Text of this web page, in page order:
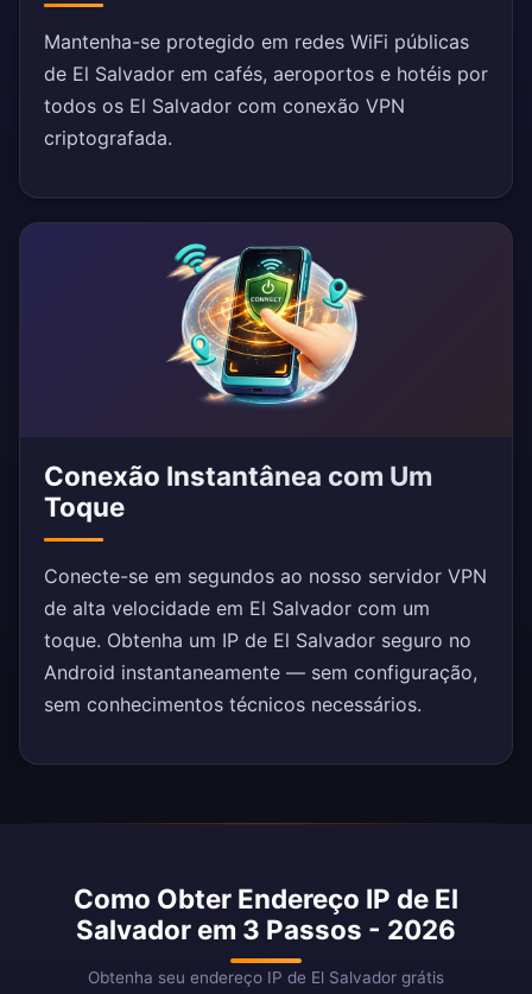
Mantenha-se protegido em redes WiFi públicas
de El Salvador em cafés, aeroportos e hotéis por
todos os El Salvador com conexão VPN
criptografada.
Conexão Instantânea com Um
Toque
Conecte-se em segundos ao nosso servidor VPN
de alta velocidade em El Salvador com um
toque. Obtenha um IP de El Salvador seguro no
Android instantaneamente — sem configuração,
sem conhecimentos técnicos necessários.
Como Obter Endereço IP de El
Salvador em 3 Passos - 2026
Obtenha seu endereço IP de El Salvador grátis